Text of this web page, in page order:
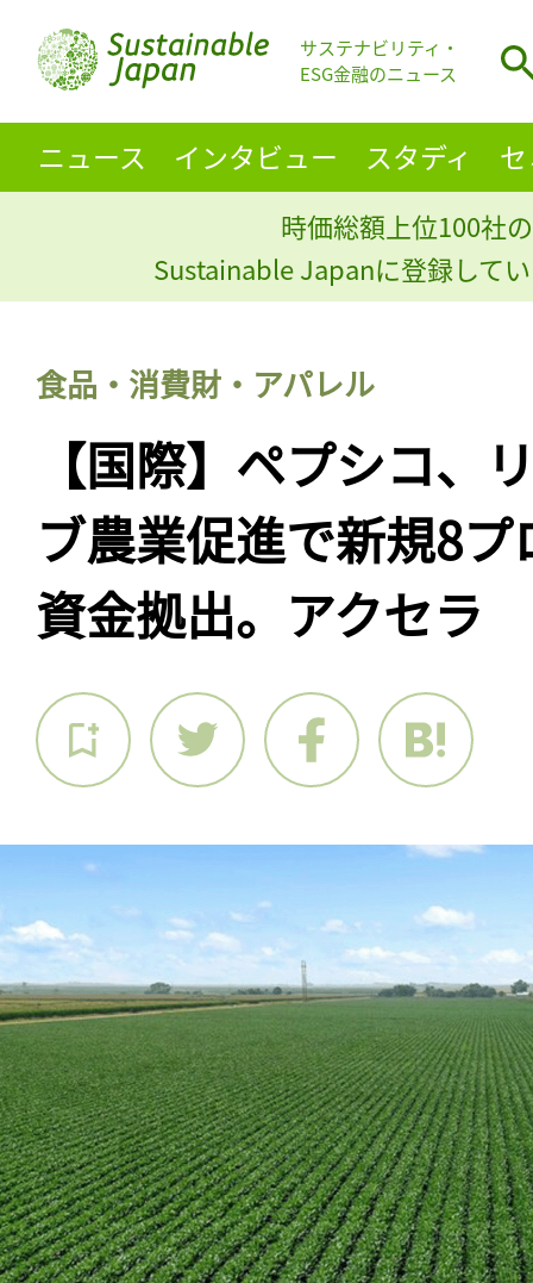
サステナビリティ・
ESG金融のニュース
ニュース インタビュー スタディ
時価総額上位100社
Sustainable Japanに登録して
食品・消費財・アパレル
【国際】ペプシコ、
ブ農業促進で新規8
資金拠出。アクセラ